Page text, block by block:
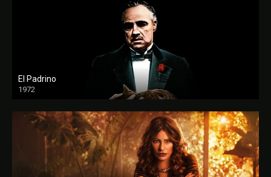
El Padrino
1972
FULL HD